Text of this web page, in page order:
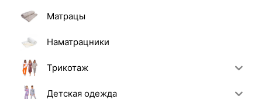
Матрацы
Наматрацники
Трикотаж
Детская одежда